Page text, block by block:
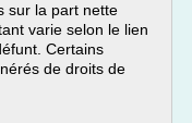
sur la part nette
varie selon le lien
Certains
de droits de